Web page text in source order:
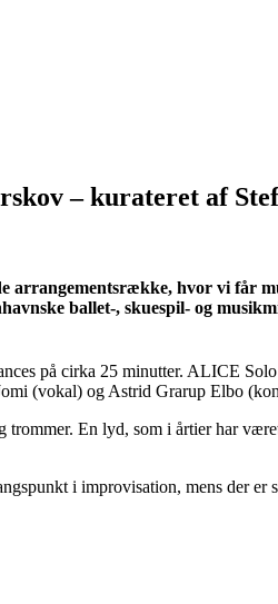
– kurateret af
arrangementsrække, hvor vi får
ballet-, skuespil- og
på cirka 25 minutter. ALICE
(vokal) og Astrid Grarup Elbo
trommer. En lyd, som i årtier har
i improvisation, mens der er